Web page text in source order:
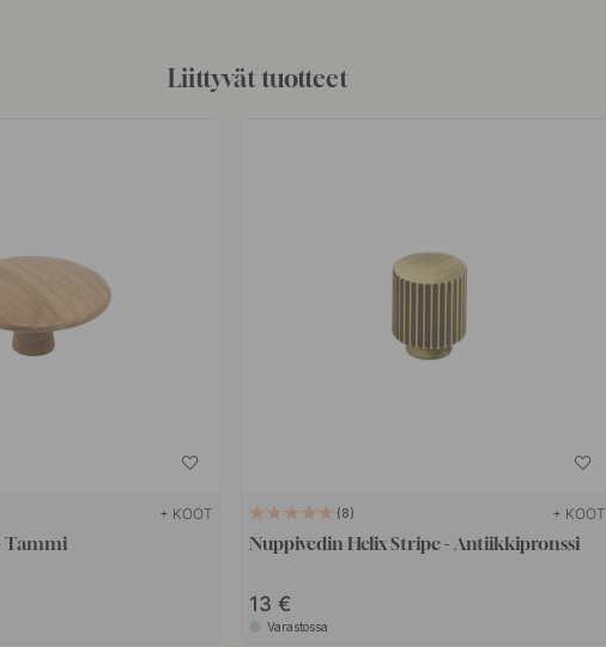
Liittyvät tuotteet
+ KOOT
Tammi
8 + KOOT
Nuppivedin Helix Stripe - Antiikkipronssi
13
Varastossa